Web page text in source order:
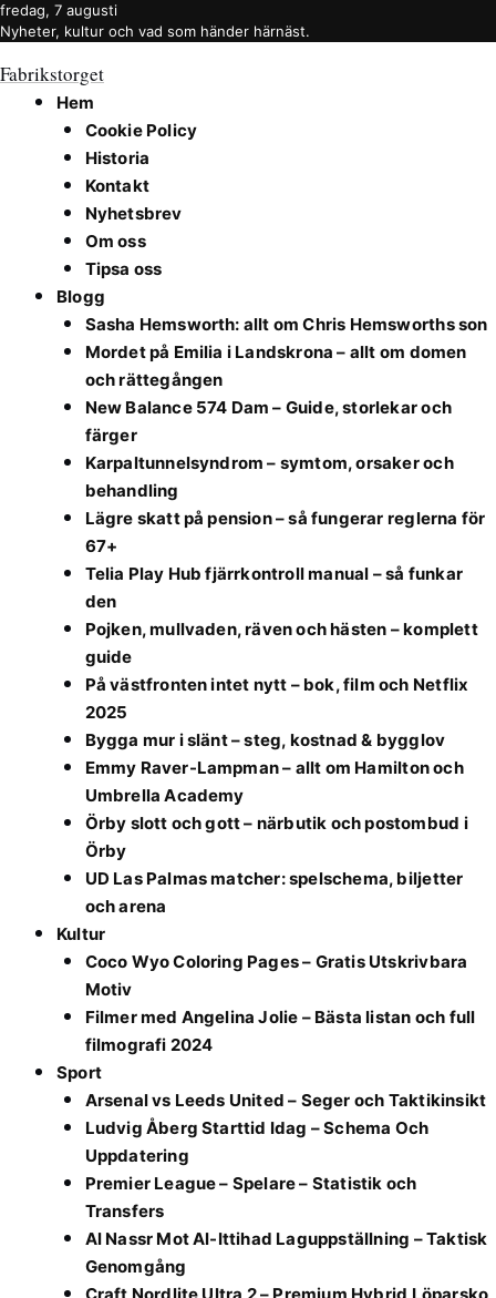
fredag, 7 augusti
Nyheter, kultur och vad som händer härnäst.
Fabrikstorget
Hem
Cookie Policy
Historia
Kontakt
Nyhetsbrev
Om oss
Tipsa oss
Blogg
Sasha Hemsworth: allt om Chris Hemsworths son
Mordet på Emilia i Landskrona – allt om domen
och rättegången
New Balance 574 Dam – Guide, storlekar och
färger
Karpaltunnelsyndrom – symtom, orsaker och
behandling
Lägre skatt på pension – så fungerar reglerna för
67+
Telia Play Hub fjärrkontroll manual – så funkar
den
Pojken, mullvaden, räven och hästen – komplett
guide
På västfronten intet nytt – bok, film och Netflix
2025
Bygga mur i slänt – steg, kostnad & bygglov
Emmy Raver-Lampman – allt om Hamilton och
Umbrella Academy
Örby slott och gott – närbutik och postombud i
Örby
UD Las Palmas matcher: spelschema, biljetter
och arena
Kultur
Coco Wyo Coloring Pages – Gratis Utskrivbara
Motiv
Filmer med Angelina Jolie – Bästa listan och full
filmografi 2024
Sport
Arsenal vs Leeds United – Seger och Taktikinsikt
Ludvig Åberg Starttid Idag – Schema Och
Uppdatering
Premier League – Spelare – Statistik och
Transfers
Al Nassr Mot Al-Ittihad Laguppställning – Taktisk
Genomgång